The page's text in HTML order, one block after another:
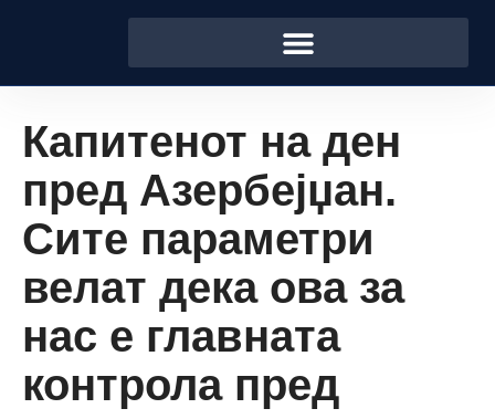
Капитенот на ден
пред Азербејџан.
Сите параметри
велат дека ова за
нас е главната
контрола пред